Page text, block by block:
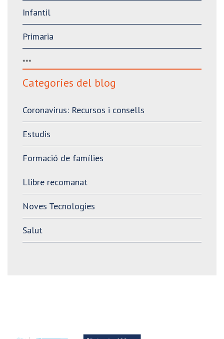
Infantil
Primaria
***
Categories del blog
Coronavirus: Recursos i consells
Estudis
Formació de famílies
Llibre recomanat
Noves Tecnologies
Salut